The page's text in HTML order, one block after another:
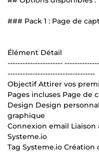
### Pack 1 : Page de
Élément Détail
----------------------
-----------------------------------
Objectif Attirer vos
Pages incluses Page de
Design Design
graphique
Connexion email
Systeme.io
Tag Systeme.io